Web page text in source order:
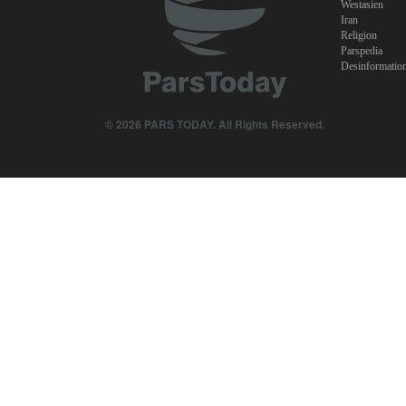
© 2026 PARS TODAY. All Rights Reserved.
Westasien
Iran
Religion
Parspedia